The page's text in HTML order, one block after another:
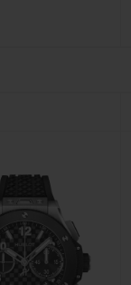
온라인 익스클